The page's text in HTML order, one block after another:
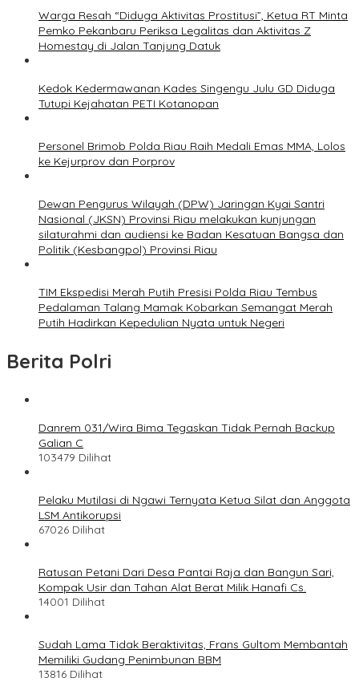
Warga Resah “Diduga Aktivitas Prostitusi”, Ketua RT Minta
Pemko Pekanbaru Periksa Legalitas dan Aktivitas Z
Homestay di Jalan Tanjung Datuk
Kedok Kedermawanan Kades Singengu Julu GD Diduga
Tutupi Kejahatan PETI Kotanopan
Personel Brimob Polda Riau Raih Medali Emas MMA, Lolos
ke Kejurprov dan Porprov
Dewan Pengurus Wilayah (DPW) Jaringan Kyai Santri
Nasional (JKSN) Provinsi Riau melakukan kunjungan
silaturahmi dan audiensi ke Badan Kesatuan Bangsa dan
Politik (Kesbangpol) Provinsi Riau
TIM Ekspedisi Merah Putih Presisi Polda Riau Tembus
Pedalaman Talang Mamak Kobarkan Semangat Merah
Putih Hadirkan Kepedulian Nyata untuk Negeri
Berita Polri
Danrem 031/Wira Bima Tegaskan Tidak Pernah Backup
Galian C
103479 Dilihat
Pelaku Mutilasi di Ngawi Ternyata Ketua Silat dan Anggota
LSM Antikorupsi
67026 Dilihat
Ratusan Petani Dari Desa Pantai Raja dan Bangun Sari,
Kompak Usir dan Tahan Alat Berat Milik Hanafi Cs.
14001 Dilihat
Sudah Lama Tidak Beraktivitas, Frans Gultom Membantah
Memiliki Gudang Penimbunan BBM
13816 Dilihat